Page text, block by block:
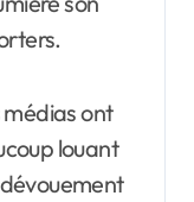
médias ont
louant